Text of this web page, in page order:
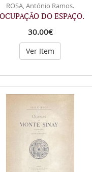
ROSA, António Ramos.
DO ESPAÇO.
30.00€
Ver Item